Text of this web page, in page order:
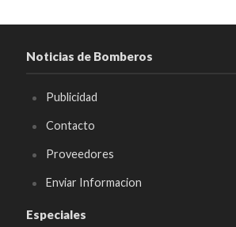
Noticias de Bomberos
Publicidad
Contacto
Proveedores
Enviar Informacion
Especiales